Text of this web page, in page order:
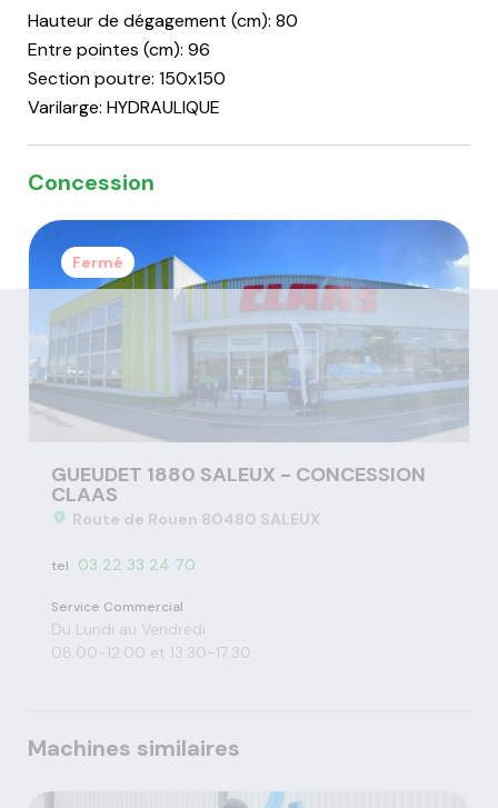
Hauteur de dégagement (cm): 80
Entre pointes (cm): 96
Section poutre: 150x150
Varilarge: HYDRAULIQUE
Concession
Fermé
GUEUDET 1880 SALEUX - CONCESSION
CLAAS
Route de Rouen 80480 SALEUX
tel 03 22 33 24 70
Service Commercial
Du Lundi au Vendredi :
08:00-12:00 et 13:30-17:30
Machines similaires